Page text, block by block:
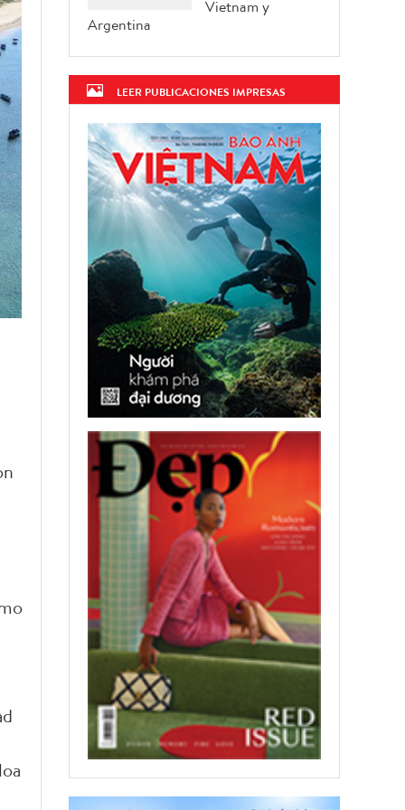
Vietnam y
Argentina
LEER PUBLICACIONES IMPRESAS